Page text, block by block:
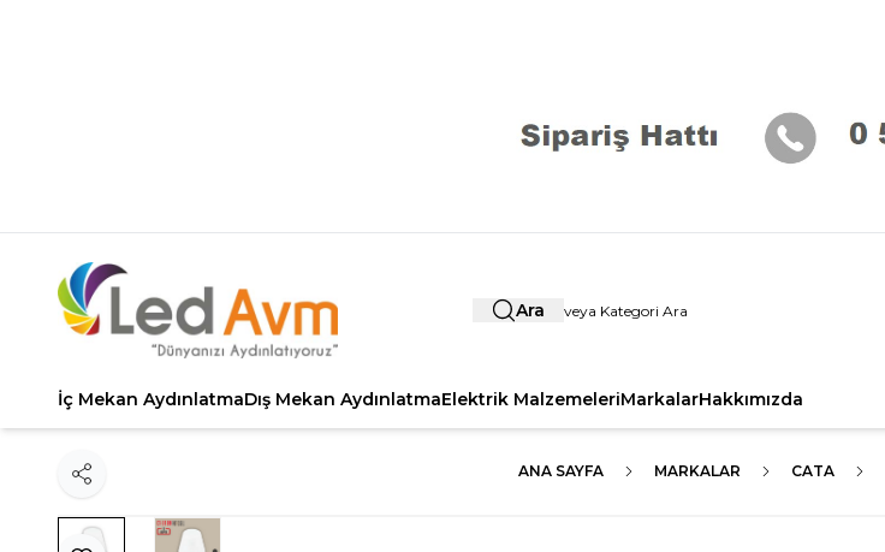
Ara
İç Mekan AydınlatmaDış Mekan AydınlatmaElektrik MalzemeleriMarkalarHakkımızda
ANA SAYFA MARKALAR CATA
Paylaş